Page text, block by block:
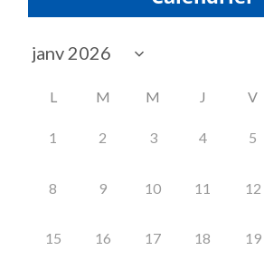
L M M J V
1 2 3 4 5
8 9 10 11 12
15 16 17 18 19